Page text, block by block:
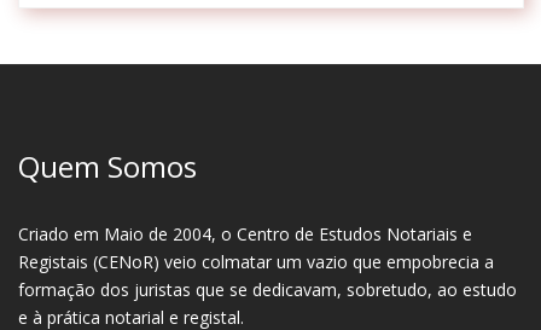
Quem Somos
Criado em Maio de 2004, o Centro de Estudos Notariais e
Registais (CENoR) veio colmatar um vazio que empobrecia a
formação dos juristas que se dedicavam, sobretudo, ao estudo
e à prática notarial e registal.